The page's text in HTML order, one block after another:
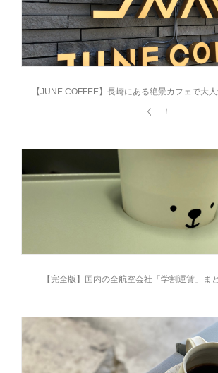
【JUNE COFFEE】長崎にある絶景カフェで大
く…！
【完全版】国内の全航空会社「学割運賃」ま